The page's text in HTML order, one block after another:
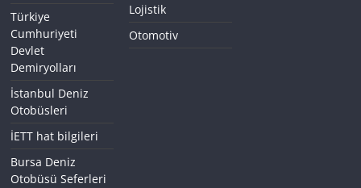
Türkiye
Cumhuriyeti
Devlet
Demiryolları
İstanbul Deniz
Otobüsleri
İETT hat bilgileri
Bursa Deniz
Otobüsü Seferleri
Lojistik
Otomotiv